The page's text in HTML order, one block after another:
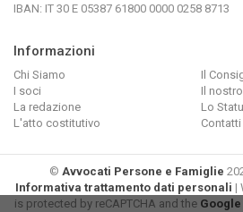
IBAN: IT 30 E 05387 61800 0000 0258 8713
Informazioni
Chi Siamo
Il
I soci
Il
La redazione
Lo
L'atto costitutivo
Contatti
© Avvocati Persone e Famiglie
Informativa trattamento dati personali |
is protected by reCAPTCHA and the